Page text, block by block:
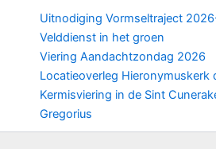
Uitnodiging Vormseltraject
Velddienst in het groen
Viering Aandachtzondag 2026
Locatieoverleg Hieronymuskerk
Kermisviering in de Sint
Gregorius